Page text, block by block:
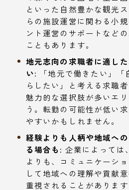
といった自然豊かな観光
らの施設運営に関わる小
ント運営のサポートなど
こともあります。
地元志向の求職者に適し
い: 「地元で働きたい」
らしたい」と考える求職
魅力的な選択肢が多いエ
う。転勤の可能性が低い
やすいかもしれません。
経験よりも人柄や地域へ
る場合も: 企業によっては
よりも、コミュニケーシ
して地域への理解や貢献
重視されることがあります